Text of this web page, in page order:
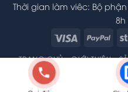
Thời gian làm viêc: Bộ
8h
Visa
TRANG CHỦ GIỚI THIỆU
ĐỐI TƯỢNG
Copyright 2026 ©